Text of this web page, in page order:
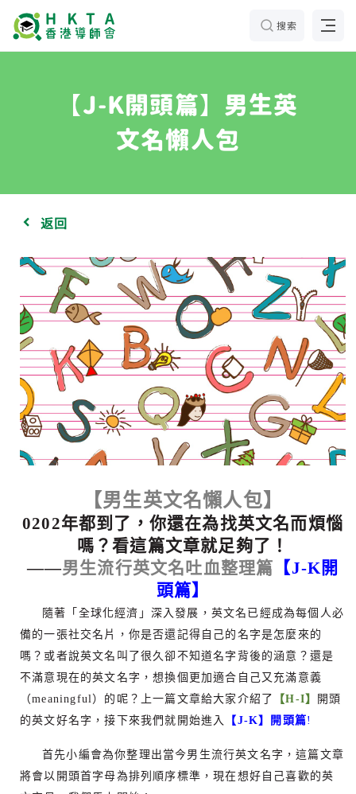
搜索
【J-K開頭篇】男生英
文名懶人包
返回
【男生英文名懶人包】
0202年都到了，你還在為找英文名而煩惱
嗎？看這篇文章就足夠了！
——男生流行英文名吐血整理篇 【J-K開
頭篇】
隨著「全球化經濟」深入發展，英文名已經成為每個人必
備的一張社交名片，你是否還記得自己的名字是怎麼來的
嗎？或者說英文名叫了很久卻不知道名字背後的涵意？還是
不滿意現在的英文名字，想換個更加適合自己又充滿意義
（meaningful）的呢？上一篇文章給大家介紹了 【H-I】
開頭
的英文好名字，接下來我們就開始進入
【J-K】開頭篇 !
首先小編會為你整理出當今男生流行英文名字，這篇文章
將會以開頭首字母為排列順序標準，現在想好自己喜歡的英